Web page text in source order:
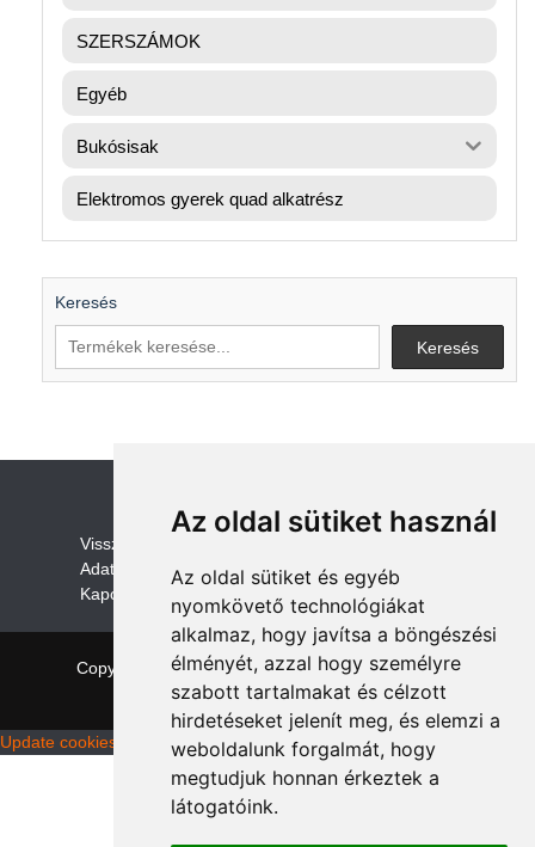
Az oldal sütiket használ
Az oldal sütiket és egyéb
nyomkövető technológiákat
alkalmaz, hogy javítsa a böngészési
élményét, azzal hogy személyre
szabott tartalmakat és célzott
hirdetéseket jelenít meg, és elemzi a
weboldalunk forgalmát, hogy
megtudjuk honnan érkeztek a
látogatóink.
SZERSZÁMOK
Egyéb
Bukósisak
Elektromos gyerek quad alkatrész
Keresés
Keresés
Visszaküldési és visszatérítési szabályza
Adatvédelem /GDPR
Kapcsolat
Copyright © 2026 quadalkatreszek.com | Theme:
NewStoreby ThemeFarmer
Update cookies preferences